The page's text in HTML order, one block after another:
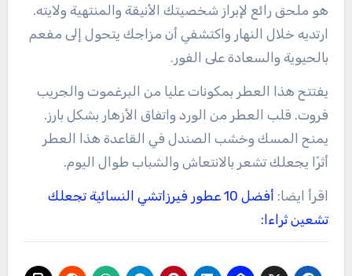
هو ملحق رائع لإبراز شخصيتك الأنيقة والمنتهية ولايته.
ارتديه خلال النهار واكتشفي أن مزاجك يتحول إلى مفعم
بالحيوية والسعادة على الفور.
يفتتح هذا العطر بمكونات عليا من البرغموت والجريب
فروت. قلب العطر من الورد واتفاق الأزهار بشكل بارز.
يمنح المسك وخشب الصندل في القاعدة هذا العطر
أثرًا يجعلك تشعر بالانتعاش والشباب طوال اليوم.
اقرأ ايضا:
أفضل 10 عطور فيرزاتشي النسائية تجعلك
تشعين ثراءا: